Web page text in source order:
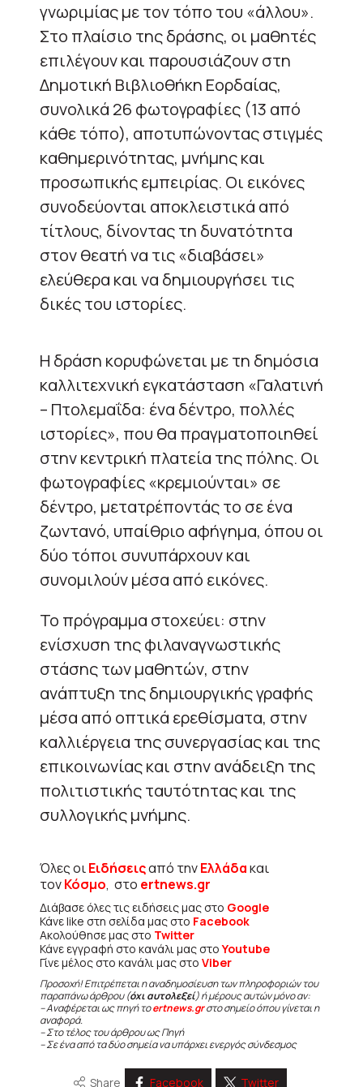
γνωριμίας με τον τόπο του «άλλου».
Στο πλαίσιο της δράσης, οι μαθητές
επιλέγουν και παρουσιάζουν στη
Δημοτική Βιβλιοθήκη Εορδαίας,
συνολικά 26 φωτογραφίες (13 από
κάθε τόπο), αποτυπώνοντας στιγμές
καθημερινότητας, μνήμης και
προσωπικής εμπειρίας. Οι εικόνες
συνοδεύονται αποκλειστικά από
τίτλους, δίνοντας τη δυνατότητα
στον θεατή να τις «διαβάσει»
ελεύθερα και να δημιουργήσει τις
δικές του ιστορίες.
Η δράση κορυφώνεται με τη δημόσια
καλλιτεχνική εγκατάσταση «Γαλατινή
– Πτολεμαΐδα: ένα δέντρο, πολλές
ιστορίες», που θα πραγματοποιηθεί
στην κεντρική πλατεία της πόλης. Οι
φωτογραφίες «κρεμιούνται» σε
δέντρο, μετατρέποντάς το σε ένα
ζωντανό, υπαίθριο αφήγημα, όπου οι
δύο τόποι συνυπάρχουν και
συνομιλούν μέσα από εικόνες.
Το πρόγραμμα στοχεύει: στην
ενίσχυση της φιλαναγνωστικής
στάσης των μαθητών, στην
ανάπτυξη της δημιουργικής γραφής
μέσα από οπτικά ερεθίσματα, στην
καλλιέργεια της συνεργασίας και της
επικοινωνίας και στην ανάδειξη της
πολιτιστικής ταυτότητας και της
συλλογικής μνήμης.
Όλες οιΕιδήσειςαπό τηνΕλλάδακαι
τονΚόσμο, στο ertnews.gr
Διάβασε όλες τις ειδήσεις μας στο Google
Κάνε like στη σελίδα μας στο Facebook
Ακολούθησε μας στο Twitter
Κάνε εγγραφή στο κανάλι μας στοYoutube
Γίνε μέλος στο κανάλι μας στο Viber
Προσοχή! Επιτρέπεται η αναδημοσίευση των πληροφοριών του
παραπάνω άρθρου (όχι αυτολεξεί) ή μέρους αυτών μόνο αν:
– Αναφέρεται ως πηγή τοertnews.grστο σημείο όπου γίνεται η
αναφορά.
– Στο τέλος του άρθρου ως Πηγή
– Σε ένα από τα δύο σημεία να υπάρχει ενεργός σύνδεσμος
Share Facebook Twitter